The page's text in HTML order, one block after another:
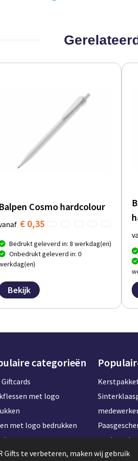
Balpen Cosmo hardcolour
€ 0,35
Bedrukt geleverd in: 8 werkdag(en)
Onbedrukt geleverd in: 0
Bekijk
categorieën
Giftcards
met logo
met logo bedrukken
met naam
Gifts te verbeteren, maken wij gebruik